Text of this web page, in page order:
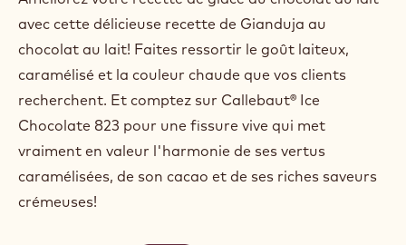
avec cette délicieuse recette de Gianduja au
chocolat au lait! Faites ressortir le goût laiteux,
caramélisé et la couleur chaude que vos clients
recherchent. Et comptez sur Callebaut® Ice
Chocolate 823 pour une fissure vive qui met
vraiment en valeur l'harmonie de ses vertus
caramélisées, de son cacao et de ses riches saveurs
crémeuses!